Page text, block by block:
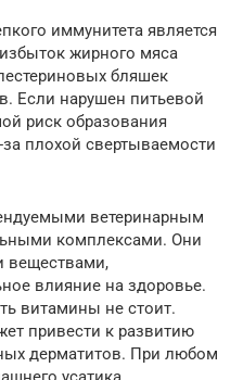
иммунитета является
жирного мяса
бляшек
Если нарушен питьевой
риск образования
плохой свертываемости
ветеринарным
комплексами. Они
веществами,
влияние на здоровье.
витамины не стоит.
привести к развитию
дерматитов. При любом